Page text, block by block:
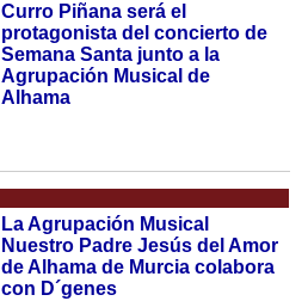
Curro Piñana será el
protagonista del concierto de
Semana Santa junto a la
Agrupación Musical de
Alhama
La Agrupación Musical
Nuestro Padre Jesús del Amor
de Alhama de Murcia colabora
con D´genes